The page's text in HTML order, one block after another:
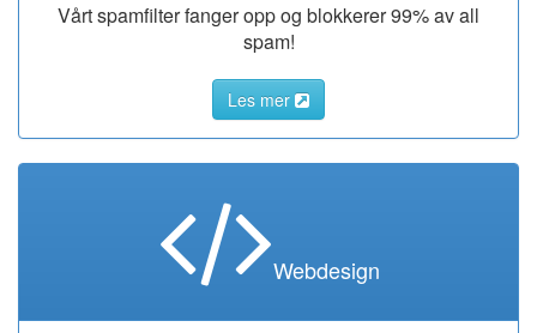
Vårt spamfilter fanger opp og blokkerer 99% av all
spam!
Les mer
Webdesign